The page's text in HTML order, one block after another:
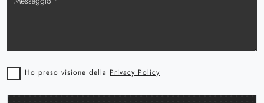
Ho preso visione della Privacy Policy